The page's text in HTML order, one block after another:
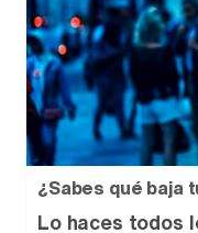
¿Sabes qué baja
Lo haces todos